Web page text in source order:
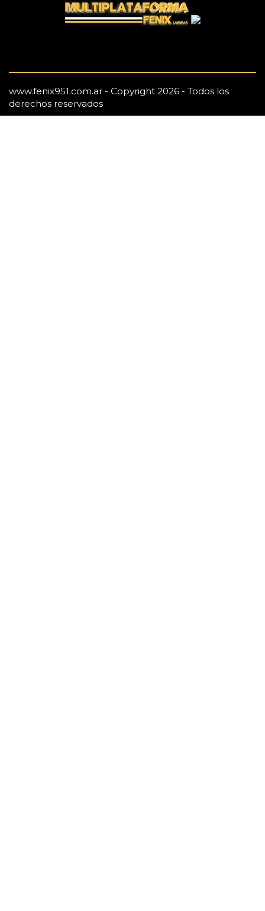
www.fenix951.com.ar - Copyright 2026 - Todos los
derechos reservados